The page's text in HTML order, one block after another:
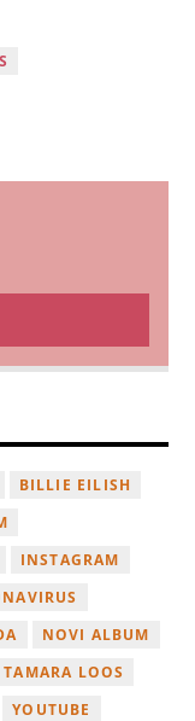
BILLIE EILISH
INSTAGRAM
NOVI ALBUM
TAMARA LOOS
YOUTUBE